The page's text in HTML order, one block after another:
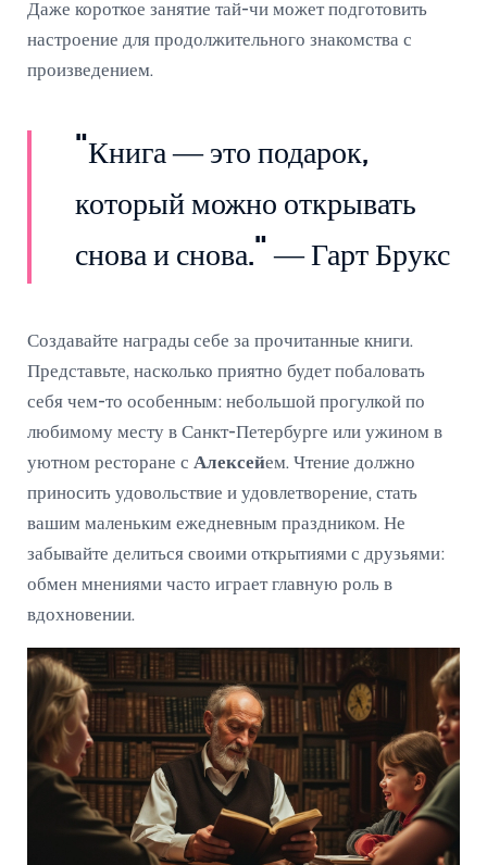
Даже короткое занятие тай-чи может подготовить
настроение для продолжительного знакомства с
произведением.
"Книга — это подарок,
который можно открывать
снова и снова." — Гарт Брукс
Создавайте награды себе за прочитанные книги.
Представьте, насколько приятно будет побаловать
себя чем-то особенным: небольшой прогулкой по
любимому месту в Санкт-Петербурге или ужином в
уютном ресторане с Алексейем. Чтение должно
приносить удовольствие и удовлетворение, стать
вашим маленьким ежедневным праздником. Не
забывайте делиться своими открытиями с друзьями:
обмен мнениями часто играет главную роль в
вдохновении.